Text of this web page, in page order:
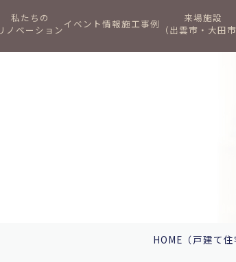
私たちの
ノベーションイベント情報施工事例
来場施設
（出雲市・大田市
HOME （戸建て